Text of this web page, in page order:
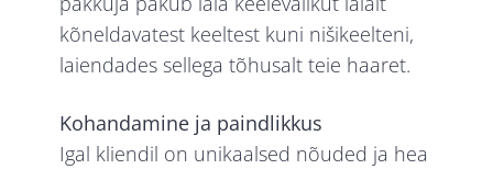
kõneldavatest keeltest kuni nišikeelteni,
laiendades sellega tõhusalt teie haaret.
Kohandamine ja paindlikkus
Igal kliendil on unikaalsed nõuded ja hea